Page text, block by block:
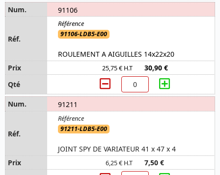
91106
91106-LDB5-E00
ROULEMENT A AIGUILLES 14x22x20
25,75 € H.T 30,90 €
91211
91211-LDB5-E00
JOINT SPY DE VARIATEUR 41 x 47 x 4
6,25 € H.T 7,50 €